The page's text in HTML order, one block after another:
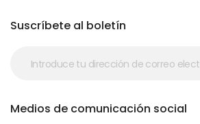
Suscríbete al boletín
Medios de comunicación social